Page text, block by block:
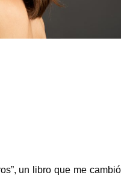
un libro que me cambió